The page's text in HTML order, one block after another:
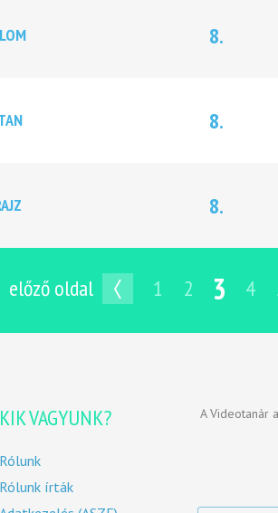
8.
8.
8.
előző oldal 1 2 3 4
KIK VAGYUNK?
Rólunk
Rólunk írták
A Videotanár